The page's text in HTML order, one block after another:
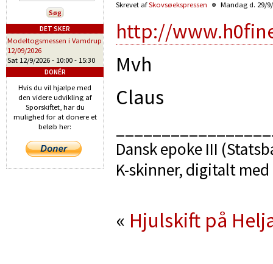
Skrevet afSkovsøekspressen Mandag d. 29/
http://
Mvh
Claus
Dansk epoke III
K-skinner, digitalt med
« Hjulskift på
DET SKER
Modeltogsmessen i Vamdrup
12/09/2026
Sat 12/9/2026 - 10:00 - 15:30
DONÉR
Hvis du vil hjælpe med
den videre udvikling af
Sporskiftet, har du
mulighed for at donere et
beløb her: